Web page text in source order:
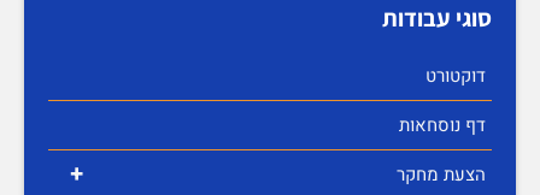
סוגי עבודות
דוקטורט
דף נוסחאות
+ הצעת מחקר